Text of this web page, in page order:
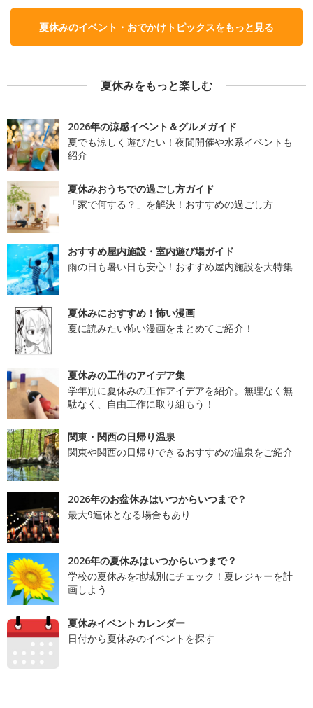
夏休みのイベント・おでかけトピックスをもっと見る
夏休みをもっと楽しむ
2026年の涼感イベント＆グルメガイド
夏でも涼しく遊びたい！夜間開催や水系イベントも
紹介
夏休みおうちでの過ごし方ガイド
「家で何する？」を解決！おすすめの過ごし方
おすすめ屋内施設・室内遊び場ガイド
雨の日も暑い日も安心！おすすめ屋内施設を大特集
夏休みにおすすめ！怖い漫画
夏に読みたい怖い漫画をまとめてご紹介！
夏休みの工作のアイデア集
学年別に夏休みの工作アイデアを紹介。無理なく無
駄なく、自由工作に取り組もう！
関東・関西の日帰り温泉
関東や関西の日帰りできるおすすめの温泉をご紹介
2026年のお盆休みはいつからいつまで？
最大9連休となる場合もあり
2026年の夏休みはいつからいつまで？
学校の夏休みを地域別にチェック！夏レジャーを計
画しよう
夏休みイベントカレンダー
日付から夏休みのイベントを探す